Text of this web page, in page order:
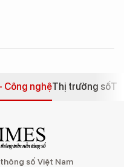
Công nghệThị trường số
số Việt Nam